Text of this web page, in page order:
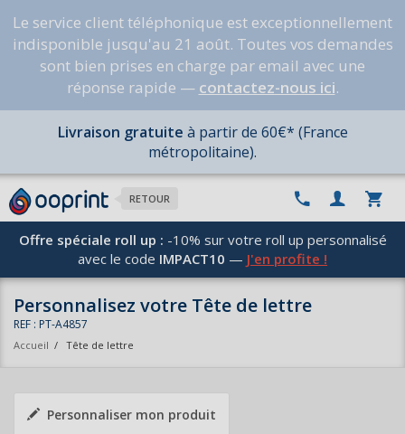
Le service client téléphonique est exceptionnellement
indisponible jusqu'au 21 août. Toutes vos demandes
sont bien prises en charge par email avec une
réponse rapide — contactez-nous ici.
Livraison gratuite à partir de 60€* (France
métropolitaine).
RETOUR
Offre spéciale roll up : -10% sur votre roll up personnalisé
avec le code IMPACT10 — J'en profite !
Personnalisez votre Tête de lettre
REF : PT-A4857
Accueil / Tête de lettre
Personnaliser mon produit